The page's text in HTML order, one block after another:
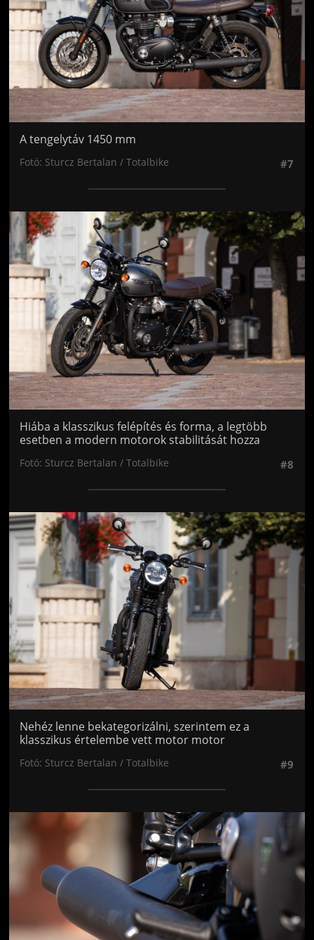
A tengelytáv 1450 mm
Fotó: Sturcz Bertalan / Totalbike #7
Jön még kép!
Hiába a klasszikus felépítés és forma, a legtöbb
esetben a modern motorok stabilitását hozza
Fotó: Sturcz Bertalan / Totalbike #8
Jön még kép!
Nehéz lenne bekategorizálni, szerintem ez a
klasszikus értelembe vett motor motor
Fotó: Sturcz Bertalan / Totalbike #9
Jön még kép!